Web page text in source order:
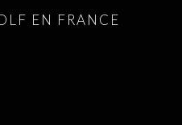
EN FRANCE